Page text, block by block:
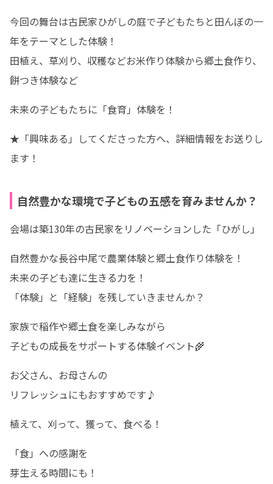
今回の舞台は古民家ひがしの庭で子どもたちと田んぼの一
年をテーマとした体験！
田植え、草刈り、収穫などお米作り体験から郷土食作り、
餅つき体験など
未来の子どもたちに「食育」体験を！
★「興味ある」してくださった方へ、詳細情報をお送りし
ます！
自然豊かな環境で子どもの五感を育みませんか？
会場は築130年の古民家をリノベーションした「ひがし」
自然豊かな長谷中尾で農業体験と郷土食作り体験を！
未来の子ども達に生きる力を！
「体験」と「経験」を残していきませんか？
家族で稲作や郷土食を楽しみながら
子どもの成長をサポートする体験イベント🌾
お父さん、お母さんの
リフレッシュにもおすすめです♪
植えて、刈って、獲って、食べる！
「食」への感謝を
芽生える時間にも！